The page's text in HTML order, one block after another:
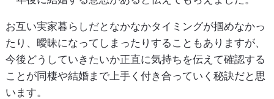
お互い実家暮らしだとなかなかタイミングが掴めなかっ
たり、曖昧になってしまったりすることもありますが、
今後どうしていきたいか正直に気持ちを伝えて確認する
ことが同棲や結婚まで上手く付き合っていく秘訣だと思
います。